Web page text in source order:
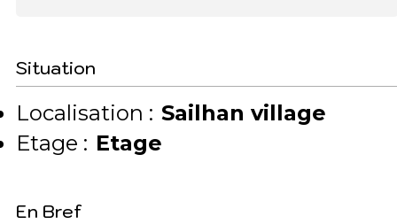
Situation
Localisation : Sailhan village
Etage : Etage
En Bref